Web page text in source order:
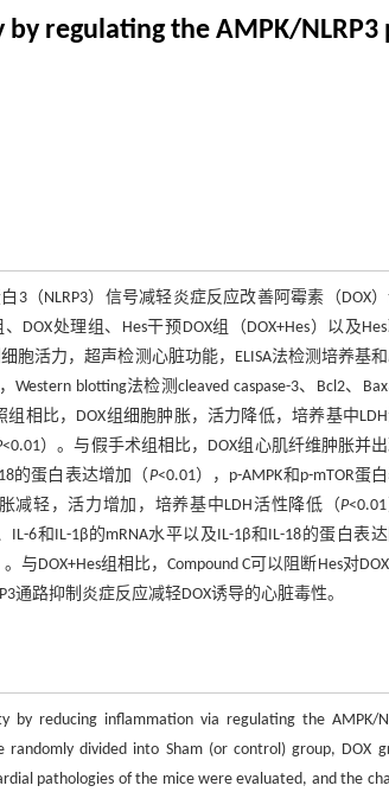
regulating the AMPK/NLRP3
3（NLRP3）信号减轻炎症反应改善阿霉素（DOX
处理组、Hes干预DOX组（DOX+Hes）以及
细胞活力，超声检测心脏功能，ELISA法检测培养基
blotting法检测cleaved caspase-3、Bcl2、
组相比，DOX组细胞肿胀，活力降低，培养基中
<0.01）。与假手术组相比，DOX组心肌纤维肿胀并
的蛋白表达增加（P<0.01），p-AMPK和p-mTOR蛋
减轻，活力增加，培养基中LDH活性降低（P<0.01
IL-6和IL-1β的mRNA水平以及IL-1β和IL-18的蛋白表
。与DOX+Hes组相比，Compound C可以阻断Hes对
通路抑制炎症反应减轻DOX诱导的心脏毒性。
by reducing inflammation via regulating the AMPK/
divided into Sham (or control) group, DOX
pathologies of the mice were evaluated, and the